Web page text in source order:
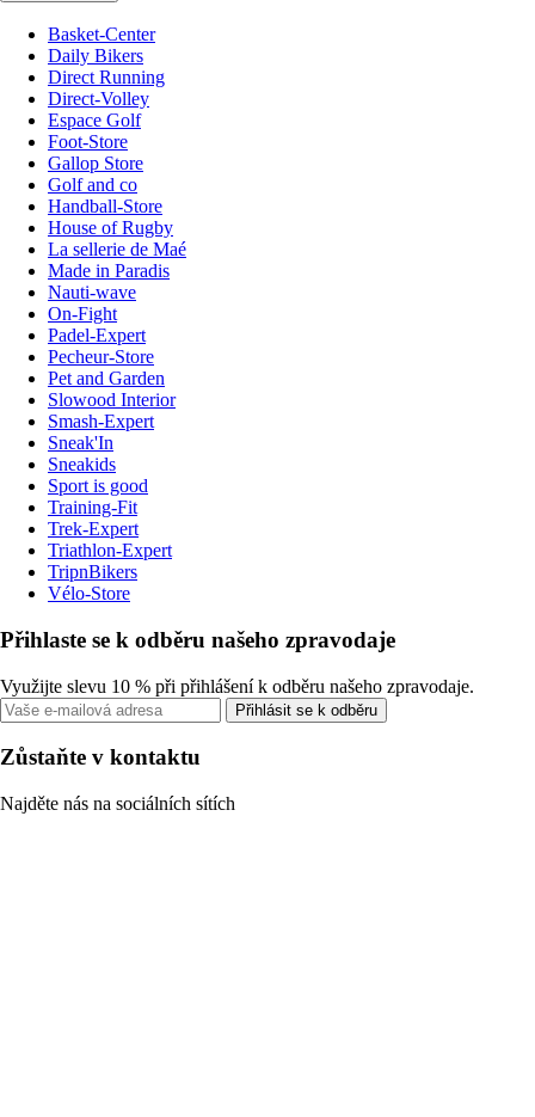
Basket-Center
Daily Bikers
Direct Running
Direct-Volley
Espace Golf
Foot-Store
Gallop Store
Golf and co
Handball-Store
House of Rugby
La sellerie de Maé
Made in Paradis
Nauti-wave
On-Fight
Padel-Expert
Pecheur-Store
Pet and Garden
Slowood Interior
Smash-Expert
Sneak'In
Sneakids
Sport is good
Training-Fit
Trek-Expert
Triathlon-Expert
TripnBikers
Vélo-Store
Přihlaste se k odběru našeho zpravodaje
Využijte slevu 10 % při přihlášení k odběru našeho zpravodaje.
Přihlásit se k odběru
Zůstaňte v kontaktu
Najděte nás na sociálních sítích